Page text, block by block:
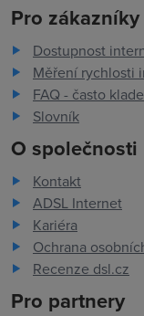
Pro zákazníky
Dostupnost
Měření rychlosti
FAQ - často
Slovník
O společnosti
Kontakt
ADSL Internet
Kariéra
Ochrana
Recenze dsl.cz
Pro partnery